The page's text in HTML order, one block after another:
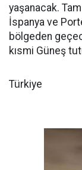
yaşanacak.
İspanya ve
bölgeden
kısmi Güneş
Türkiye